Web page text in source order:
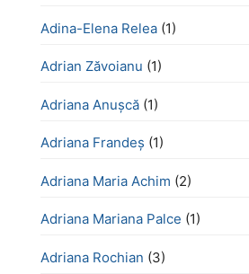
Adina-Elena Relea (1)
Adrian Zăvoianu (1)
Adriana Anușcă (1)
Adriana Frandeș (1)
Adriana Maria Achim (2)
Adriana Mariana Palce (1)
Adriana Rochian (3)